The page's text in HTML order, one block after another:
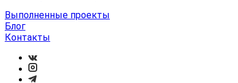
Выполненные проекты
Блог
Контакты